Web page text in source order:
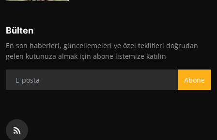
Bülten
En son haberleri, güncellemeleri ve özel teklifleri doğrudan
gelen kutunuza almak için abone listemize katılın
Abone